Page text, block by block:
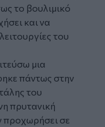
το βουλιμικό
και να
του
μια
πάντως στην
του
πρυτανική
προχωρήσει σε